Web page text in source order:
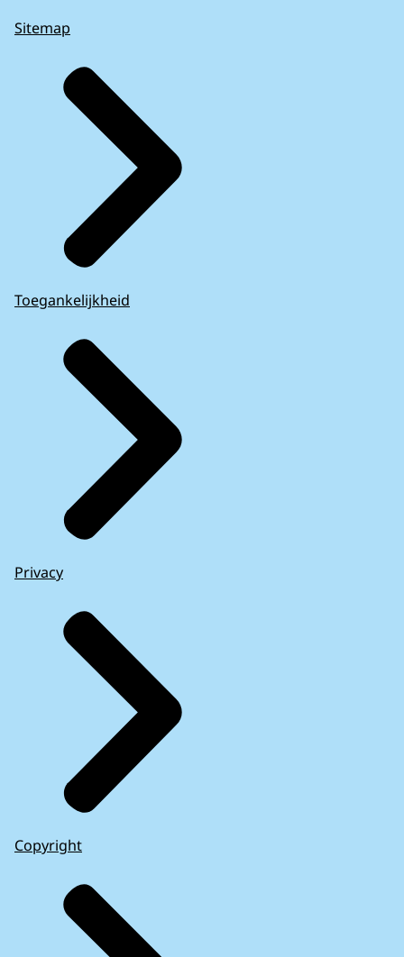
Sitemap
Toegankelijkheid
Privacy
Copyright